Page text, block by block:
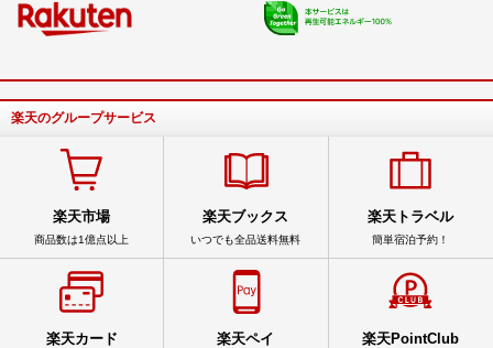
楽天のグループサービス
楽天市場
商品数は1億点以上
楽天ブックス
いつでも全品送料無料
楽天トラベル
簡単宿泊予約！
楽天カード 楽天ペイ 楽天PointClub